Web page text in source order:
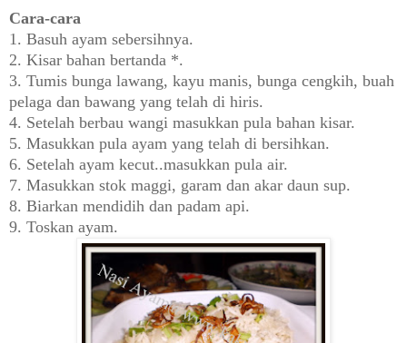
Cara-cara
1. Basuh ayam sebersihnya.
2. Kisar bahan bertanda *.
3. Tumis bunga lawang, kayu manis, bunga cengkih, buah
pelaga dan bawang yang telah di hiris.
4. Setelah berbau wangi masukkan pula bahan kisar.
5. Masukkan pula ayam yang telah di bersihkan.
6. Setelah ayam kecut..masukkan pula air.
7. Masukkan stok maggi, garam dan akar daun sup.
8. Biarkan mendidih dan padam api.
9. Toskan ayam.